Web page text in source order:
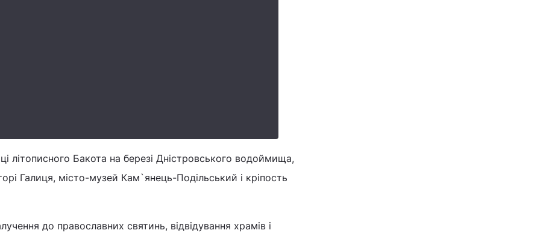
літописного Бакота на березі Дністровського водоймища,
Галиця, місто-музей Кам`янець-Подільський і кріпость
до православних святинь, відвідування храмів і